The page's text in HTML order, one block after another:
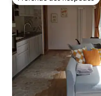
Preferido dos hóspedes